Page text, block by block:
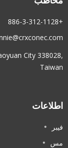
+886-3-312-1128
City 338028,
Taiwan
اطلاعات
فیبر
مس